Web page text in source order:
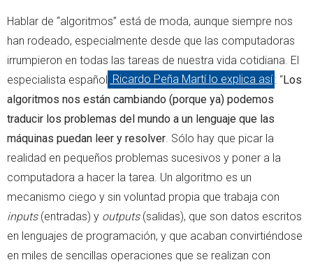
Hablar de “algoritmos” está de moda, aunque siempre nos
han rodeado, especialmente desde que las computadoras
irrumpieron en todas las tareas de nuestra vida cotidiana. El
especialista español Ricardo Peña Martí lo explica así : “Los
algoritmos nos están cambiando (porque ya) podemos
traducir los problemas del mundo a un lenguaje que las
máquinas puedan leer y resolver . Sólo hay que picar la
realidad en pequeños problemas sucesivos y poner a la
computadora a hacer la tarea. Un algoritmo es un
mecanismo ciego y sin voluntad propia que trabaja con
inputs(entradas) y outputs(salidas), que son datos escritos
en lenguajes de programación, y que acaban convirtiéndose
en miles de sencillas operaciones que se realizan con